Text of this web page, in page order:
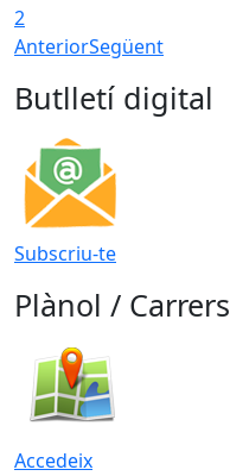
2
AnteriorSegüent
Butlletí digital
Subscriu-te
Plànol / Carrers
Accedeix